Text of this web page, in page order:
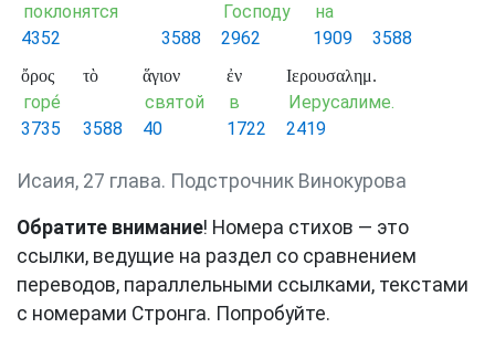
поклонятся
4352
3588
Господу
2962
на
1909
3588
ὄρος
горе́
3735
τὸ
3588
ἅγιον
святой
40
ἐν
в
1722
Ιερουσαλημ.
Иерусалиме.
2419
Исаия, 27 глава. Подстрочник Винокурова
Обратите внимание! Номера стихов — это
ссылки, ведущие на раздел со сравнением
переводов, параллельными ссылками, текстами
с номерами Стронга. Попробуйте.